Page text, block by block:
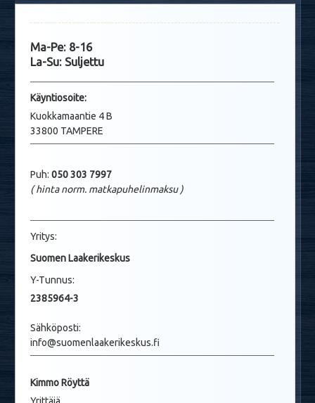
Ma-Pe: 8-16
La-Su: Suljettu
Käyntiosoite:
Kuokkamaantie 4 B
33800 TAMPERE
Puh: 050 303 7997
( hinta norm. matkapuhelinmaksu )
Yritys:
Suomen Laakerikeskus
Y-Tunnus:
2385964-3
Sähköposti:
info@suomenlaakerikeskus.fi
Kimmo Röyttä
Yrittäjä